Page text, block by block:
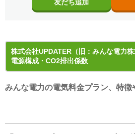
友だち追加
株式会社UPDATER（旧：みんな電力株
電源構成・CO2排出係数
発電手段の内訳（電
みんな電力の電気料金プラン、特徴